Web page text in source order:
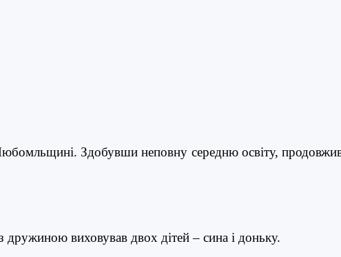
Здобувши неповну середню освіту,
виховував двох дітей – сина і доньку.